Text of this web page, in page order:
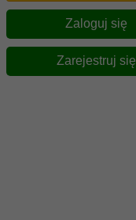
Zaloguj się
Zarejestruj się